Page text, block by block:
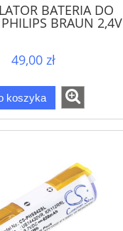
BATERIA DO
BRAUN 2,4V
49,00 zł
koszyka